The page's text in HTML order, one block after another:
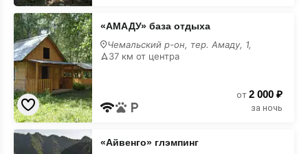
«АМАДУ»
база
отдыха
«АМАДУ» база отдыха
Чемальский р-он, тер. Амаду, 1,
37 км от центра
от 2 000 ₽
за ночь
«Айвенго»
глэмпинг
«Айвенго» глэмпинг